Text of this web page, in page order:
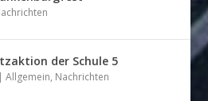
der Schule 5
|Allgemein, Nachrichten